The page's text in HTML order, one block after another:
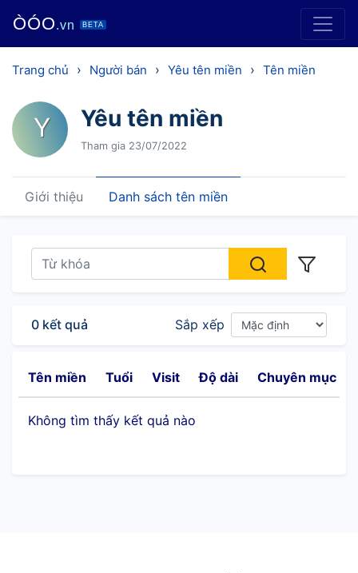
ÒÓO.vn BETA
Trang chủ › Người bán › Yêu tên miền › Tên miền
Y Yêu tên miền
Tham gia 23/07/2022
Giới thiệu Danh sách tên miền
0 kết quả Sắp xếp
Tên miền Tuổi Visit Độ dài Chuyên mục
Không tìm thấy kết quả nào